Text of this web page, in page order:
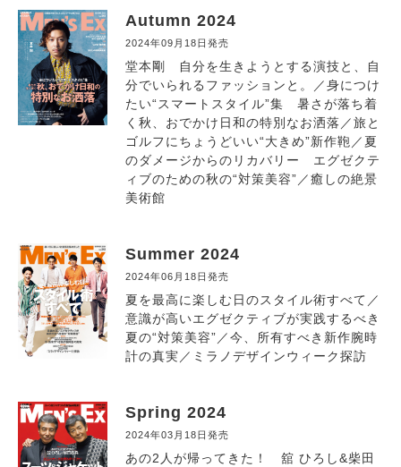
Autumn 2024
2024年09月18日発売
堂本剛 自分を生きようとする演技と、自
分でいられるファッションと。／身につけ
たい“スマートスタイル”集 暑さが落ち着
く秋、おでかけ日和の特別なお洒落／旅と
ゴルフにちょうどいい“大きめ”新作鞄／夏
のダメージからのリカバリー エグゼクテ
ィブのための秋の“対策美容”／癒しの絶景
美術館
Summer 2024
2024年06月18日発売
夏を最高に楽しむ日のスタイル術すべて／
意識が高いエグゼクティブが実践するべき
夏の“対策美容”／今、所有すべき新作腕時
計の真実／ミラノデザインウィーク探訪
Spring 2024
2024年03月18日発売
あの2人が帰ってきた！ 舘 ひろし&柴田